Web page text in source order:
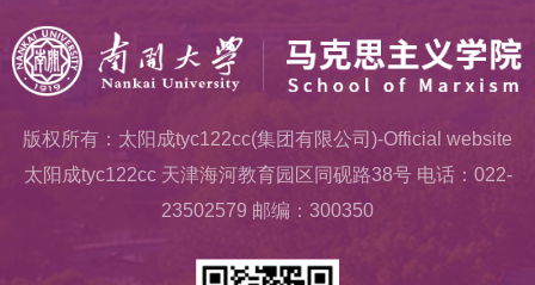
版权所有：太阳成tyc122cc(集团有限公司)-Official website
太阳成tyc122cc 天津海河教育园区同砚路38号 电话：022-
23502579 邮编：300350